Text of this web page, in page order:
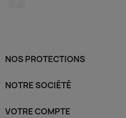
NOS PROTECTIONS
NOTRE SOCIÉTÉ
VOTRE COMPTE